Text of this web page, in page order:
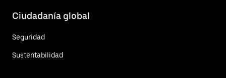
Ciudadanía global
Seguridad
Sustentabilidad